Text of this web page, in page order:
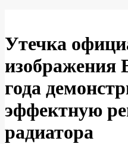
Утечка
изображения
года
эффектную
радиатора